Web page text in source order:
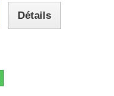
Détails